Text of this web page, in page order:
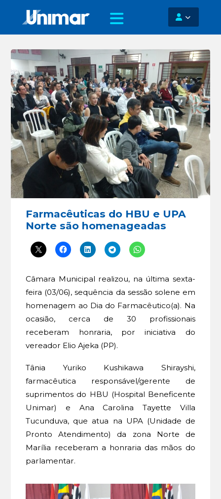
Farmacêuticas do HBU e UPA
Norte são homenageadas
Câmara Municipal realizou, na última sexta-
feira (03/06), sequência da sessão solene em
homenagem ao Dia do Farmacêutico(a). Na
ocasião, cerca de 30 profissionais
receberam honraria, por iniciativa do
vereador Elio Ajeka (PP).
Tânia Yuriko Kushikawa Shirayshi,
farmacêutica responsável/gerente de
suprimentos do HBU (Hospital Beneficente
Unimar) e Ana Carolina Tayette Villa
Tucunduva, que atua na UPA (Unidade de
Pronto Atendimento) da zona Norte de
Marília receberam a honraria das mãos do
parlamentar.